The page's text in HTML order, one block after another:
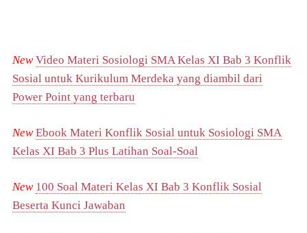
New Video Materi Sosiologi SMA Kelas XI Bab 3 Konflik
Sosial untuk Kurikulum Merdeka yang diambil dari
Power Point yang terbaru
NewEbook Materi Konflik Sosial untuk Sosiologi SMA
Kelas XI Bab 3 Plus Latihan Soal-Soal
New 100 Soal Materi Kelas XI Bab 3 Konflik Sosial
Beserta Kunci Jawaban